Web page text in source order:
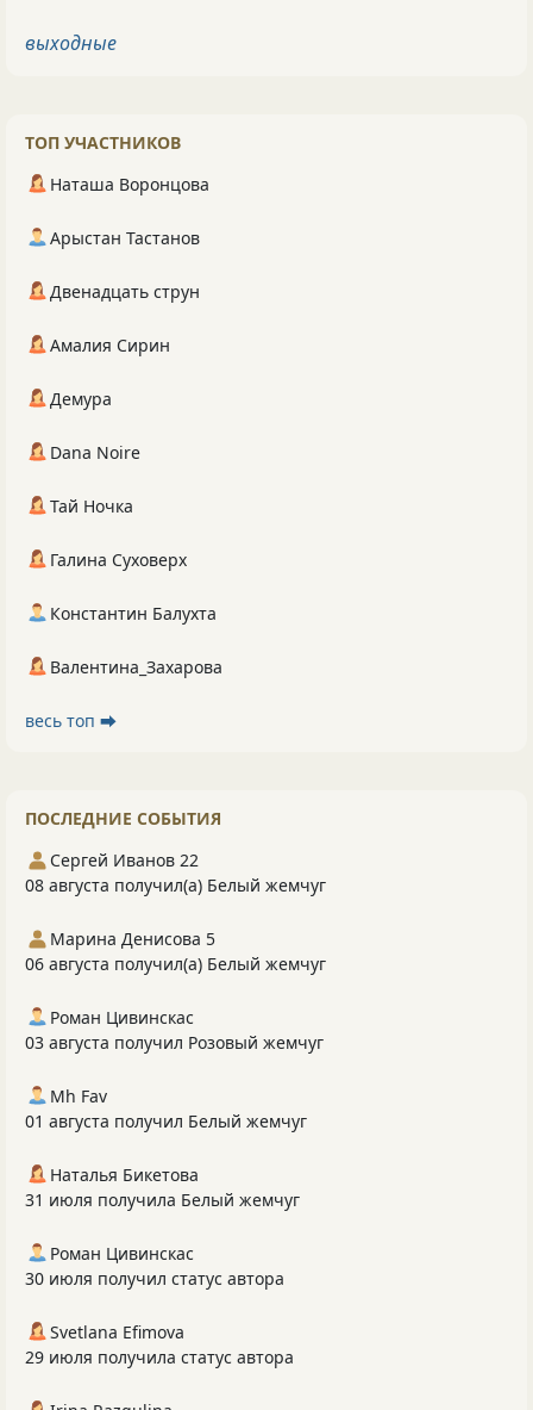
выходные
ТОП УЧАСТНИКОВ
Наташа Воронцова
Арыстан Тастанов
Двенадцать струн
Амалия Сирин
Демура
Dana Noire
Тай Ночка
Галина Суховерх
Константин Балухта
Валентина_Захарова
весь топ ⮕
ПОСЛЕДНИЕ СОБЫТИЯ
Сергей Иванов 22
08 августа получил(а) Белый жемчуг
Марина Денисова 5
06 августа получил(а) Белый жемчуг
Роман Цивинскас
03 августа получил Розовый жемчуг
Mh Fav
01 августа получил Белый жемчуг
Наталья Бикетова
31 июля получила Белый жемчуг
Роман Цивинскас
30 июля получил статус автора
Svetlana Efimova
29 июля получила статус автора